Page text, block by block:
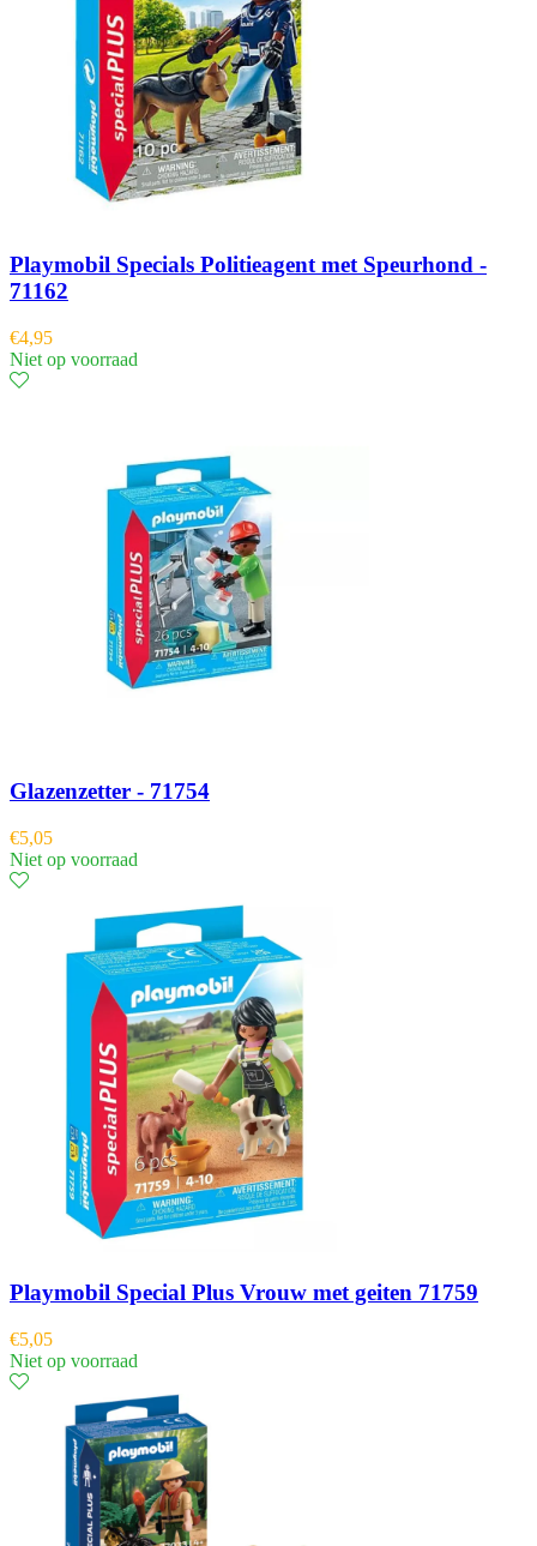
Playmobil Specials Politieagent met Speurhond -
71162
€4,95
Niet op voorraad
Glazenzetter - 71754
€5,05
Niet op voorraad
Playmobil Special Plus Vrouw met geiten 71759
€5,05
Niet op voorraad